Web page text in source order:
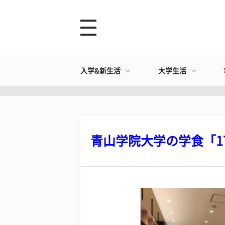
入学&新生活 大学生活
青山学院大学の学食「